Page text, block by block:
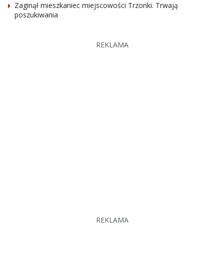
Zaginął mieszkaniec miejscowości Trzonki. Trwają
poszukiwania
REKLAMA
REKLAMA